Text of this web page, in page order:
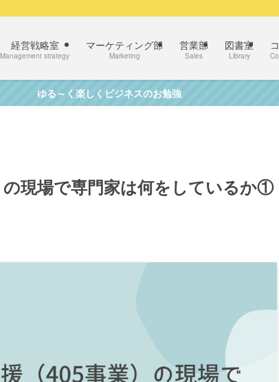
経営戦略室
Management strategy
マーケティング部
Marketing
営業部
Sales
図書室
Library
ゆる～く楽しくビジネスのお勉強
の現場で専門家は何をしているか①